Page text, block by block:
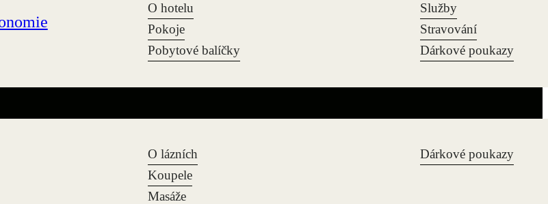
O hotelu
Pokoje
Pobytové balíčky
Služby
Stravování
Dárkové poukazy
O lázních
Koupele
Masáže
Dárkové poukazy